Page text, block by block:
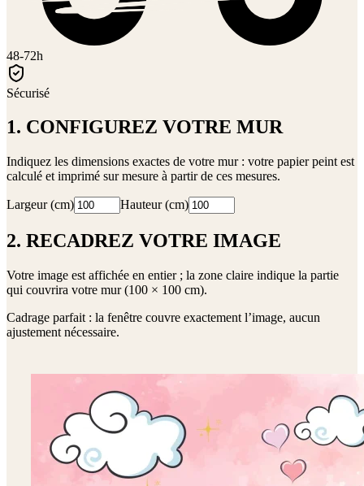
48-72h
Sécurisé
1. CONFIGUREZ VOTRE MUR
Indiquez les dimensions exactes de votre mur : votre papier peint est
calculé et imprimé sur mesure à partir de ces mesures.
Largeur (cm) Hauteur (cm)
2. RECADREZ VOTRE IMAGE
Votre image est affichée en entier ; la zone claire indique la partie
qui couvrira votre mur (100 × 100 cm).
Cadrage parfait : la fenêtre couvre exactement l’image, aucun
ajustement nécessaire.